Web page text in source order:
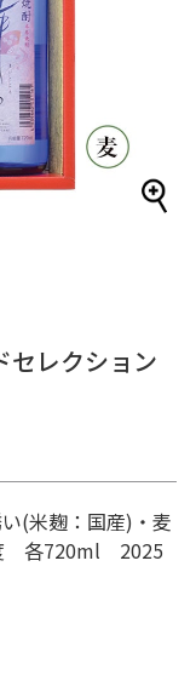
レクション
(米麹：国産)・麦
各720ml 2025